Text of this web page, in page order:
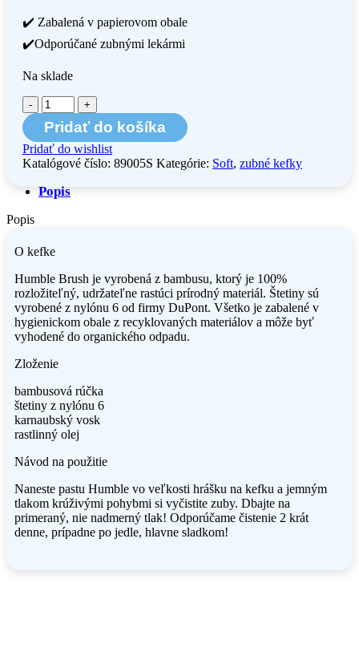
✔️ Zabalená v papierovom obale
✔️Odporúčané zubnými lekármi
Na sklade
množstvo
Bambusová
zubná
kefka
Humble
Brush
soft
Pridať do košíka
Pridať do wishlist
Katalógové číslo: 89005S Kategórie: Soft, zubné kefky
Popis
Popis
O kefke
Humble Brush je vyrobená z bambusu, ktorý je 100%
rozložiteľný, udržateľne rastúci prírodný materiál. Štetiny sú
vyrobené z nylónu 6 od firmy DuPont. Všetko je zabalené v
hygienickom obale z recyklovaných materiálov a môže byť
vyhodené do organického odpadu.
Zloženie
bambusová rúčka
štetiny z nylónu 6
karnaubský vosk
rastlinný olej
Návod na použitie
Naneste pastu Humble vo veľkosti hrášku na kefku a jemným
tlakom krúživými pohybmi si vyčistite zuby. Dbajte na
primeraný, nie nadmerný tlak! Odporúčame čistenie 2 krát
denne, prípadne po jedle, hlavne sladkom!